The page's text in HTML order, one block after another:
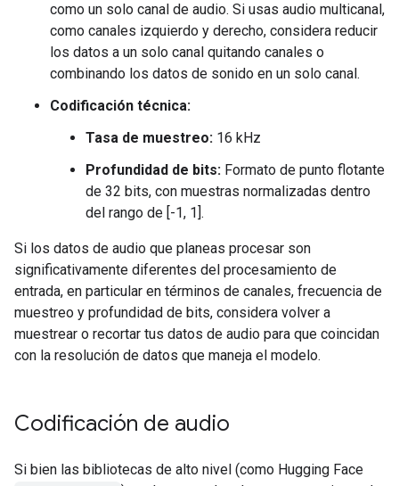
como un solo canal de audio. Si usas audio multicanal,
como canales izquierdo y derecho, considera reducir
los datos a un solo canal quitando canales o
combinando los datos de sonido en un solo canal.
Codificación técnica:
Tasa de muestreo: 16 kHz
Profundidad de bits: Formato de punto flotante
de 32 bits, con muestras normalizadas dentro
del rango de [-1, 1].
Si los datos de audio que planeas procesar son
significativamente diferentes del procesamiento de
entrada, en particular en términos de canales, frecuencia de
muestreo y profundidad de bits, considera volver a
muestrear o recortar tus datos de audio para que coincidan
con la resolución de datos que maneja el modelo.
Codificación de audio
Si bien las bibliotecas de alto nivel (como Hugging Face